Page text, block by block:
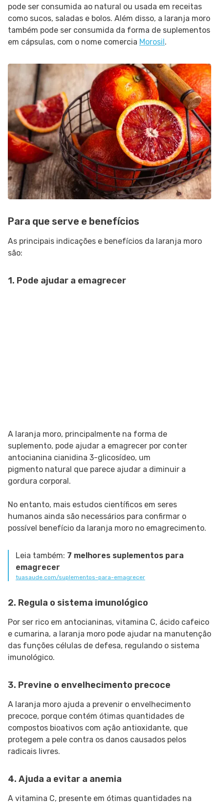
pode ser consumida ao natural ou usada em receitas
como sucos, saladas e bolos. Além disso, a laranja moro
também pode ser consumida da forma de suplementos
em cápsulas, com o nome comercia Morosil.
Para que serve e benefícios
As principais indicações e benefícios da laranja moro
são:
1. Pode ajudar a emagrecer
A laranja moro, principalmente na forma de
suplemento, pode ajudar a emagrecer por conter
antocianina cianidina 3-glicosídeo, um
pigmento natural que parece ajudar a diminuir a
gordura corporal.
No entanto, mais estudos científicos em seres
humanos ainda são necessários para confirmar o
possível benefício da laranja moro no emagrecimento.
Leia também: 7 melhores suplementos para
emagrecer
tuasaude.com/suplementos-para-emagrecer
2. Regula o sistema imunológico
Por ser rico em antocianinas, vitamina C, ácido cafeico
e cumarina, a laranja moro pode ajudar na manutenção
das funções células de defesa, regulando o sistema
imunológico.
3. Previne o envelhecimento precoce
A laranja moro ajuda a prevenir o envelhecimento
precoce, porque contém ótimas quantidades de
compostos bioativos com ação antioxidante, que
protegem a pele contra os danos causados pelos
radicais livres.
4. Ajuda a evitar a anemia
A vitamina C, presente em ótimas quantidades na